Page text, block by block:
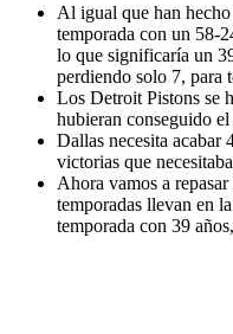
Al igual que han
temporada con un 58-
lo que significaría un
perdiendo solo 7, para
Los Detroit Pistons se
hubieran conseguido
Dallas necesita acabar
victorias que
Ahora vamos a
temporadas llevan en
temporada con 39